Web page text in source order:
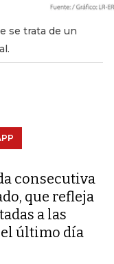
se trata de un
consecutiva
que refleja
a las
último día